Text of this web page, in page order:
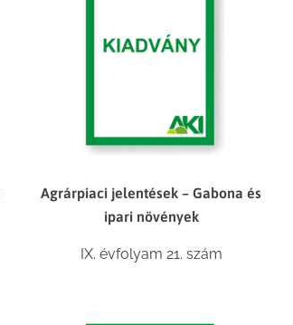
Agrárpiaci jelentések – Gabona és
ipari növények
IX. évfolyam 21. szám